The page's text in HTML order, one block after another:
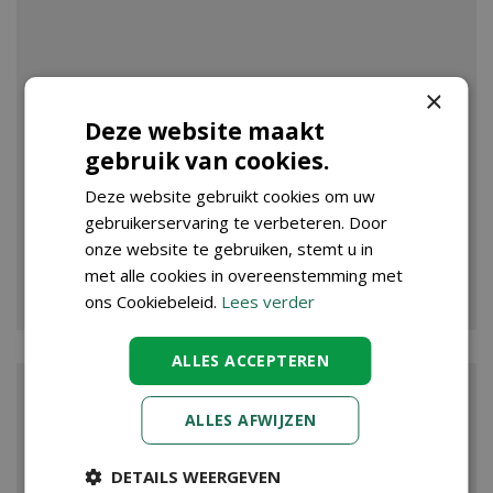
VIJVER
×
Deze website maakt
gebruik van cookies.
Deze website gebruikt cookies om uw
gebruikerservaring te verbeteren. Door
onze website te gebruiken, stemt u in
met alle cookies in overeenstemming met
ons Cookiebeleid. Lees verder
ALLES ACCEPTEREN
ALLES AFWIJZEN
DETAILS WEERGEVEN